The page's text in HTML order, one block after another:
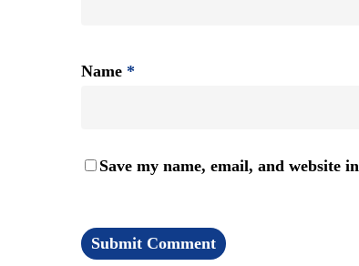
Name *
Save my name, email, and website